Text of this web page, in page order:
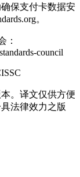
保支付卡数据安
。
：
council
。译文仅供方便
法律效力之版